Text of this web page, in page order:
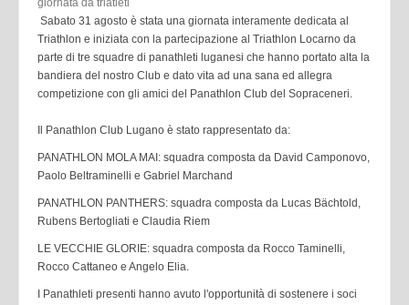
Sabato 31 agosto è stata una giornata interamente dedicata al
Triathlon e iniziata con la partecipazione al Triathlon Locarno da
parte di tre squadre di panathleti luganesi che hanno portato alta la
bandiera del nostro Club e dato vita ad una sana ed allegra
competizione con gli amici del Panathlon Club del Sopraceneri.
Il Panathlon Club Lugano è stato rappresentato da:
PANATHLON MOLA MAI: squadra composta da David Camponovo,
Paolo Beltraminelli e Gabriel Marchand
PANATHLON PANTHERS: squadra composta da Lucas Bächtold,
Rubens Bertogliati e Claudia Riem
LE VECCHIE GLORIE: squadra composta da Rocco Taminelli,
Rocco Cattaneo e Angelo Elia.
I Panathleti presenti hanno avuto l'opportunità di sostenere i soci